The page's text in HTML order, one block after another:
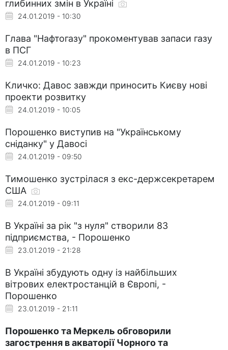
глибинних змін в Україні
24.01.2019 - 10:30
Глава "Нафтогазу" прокоментував запаси газу
в ПСГ
24.01.2019 - 10:23
Кличко: Давос завжди приносить Києву нові
проекти розвитку
24.01.2019 - 10:05
Порошенко виступив на "Українському
сніданку" у Давосі
24.01.2019 - 09:50
Тимошенко зустрілася з екс-держсекретарем
США
24.01.2019 - 09:11
В Україні за рік "з нуля" створили 83
підприємства, - Порошенко
23.01.2019 - 21:28
В Україні збудують одну із найбільших
вітрових електростанцій в Європі, -
Порошенко
23.01.2019 - 21:11
Порошенко та Меркель обговорили
загострення в акваторії Чорного та